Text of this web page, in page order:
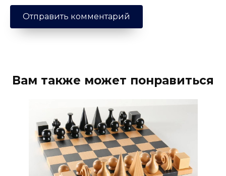
Вам также может понравиться